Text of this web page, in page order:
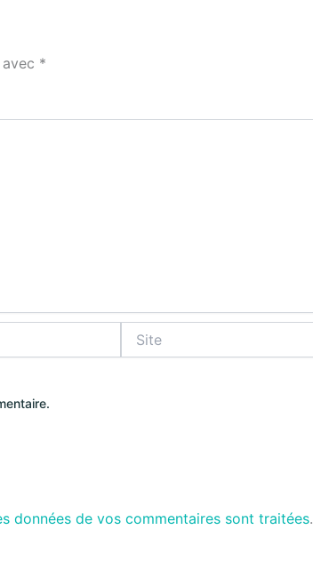
*
données de vos commentaires sont traitées.